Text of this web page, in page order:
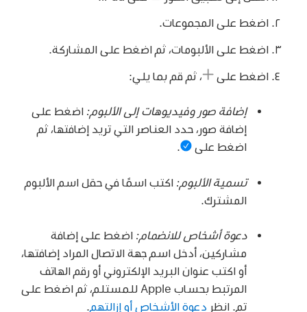
اضغط على المجموعات.
اضغط على الألبومات، ثم اضغط على المشاركة.
اضغط على ،ثم قم بما يلي:
إضافة صور وفيديوهات إلى الألبوم: اضغط على
إضافة صور، حدد العناصر التي تريد إضافتها، ثم
اضغط على
تسمية الألبوم: اكتب اسمًا في حقل اسم الألبوم
المشترك.
دعوة أشخاص للانضمام: اضغط على إضافة
مشاركين، أدخل اسم جهة الاتصال المراد إضافتها،
أو اكتب عنوان البريد الإلكتروني أو رقم الهاتف
المرتبط بحساب Apple للمستلم، ثم اضغط على
تم. انظر دعوة الأشخاص أو إزالتهم